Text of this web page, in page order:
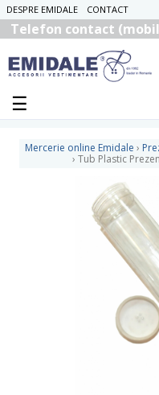
DESPRE EMIDALE CONTACT
Telefon contact
Mercerie online Emidale ›
› Tub Plastic